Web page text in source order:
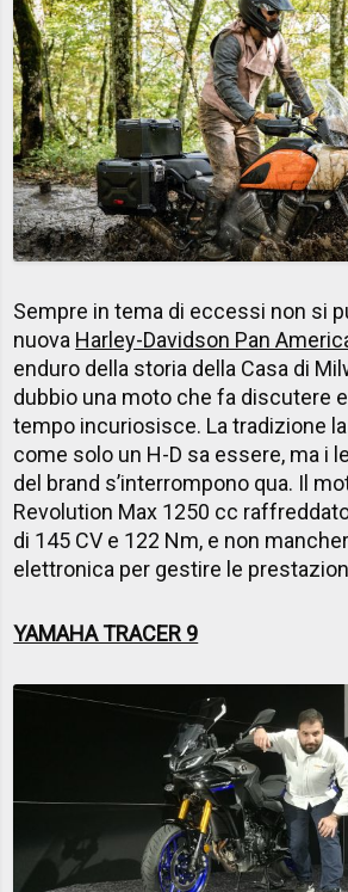
Sempre in tema di eccessi non si
nuova Harley-Davidson Pan
enduro della storia della Casa di
dubbio una moto che fa discutere
tempo incuriosisce. La tradizione
come solo un H-D sa essere, ma i
del brand s’interrompono qua. Il
Revolution Max 1250 cc
di 145 CV e 122 Nm, e non
elettronica per gestire le
YAMAHA TRACER 9